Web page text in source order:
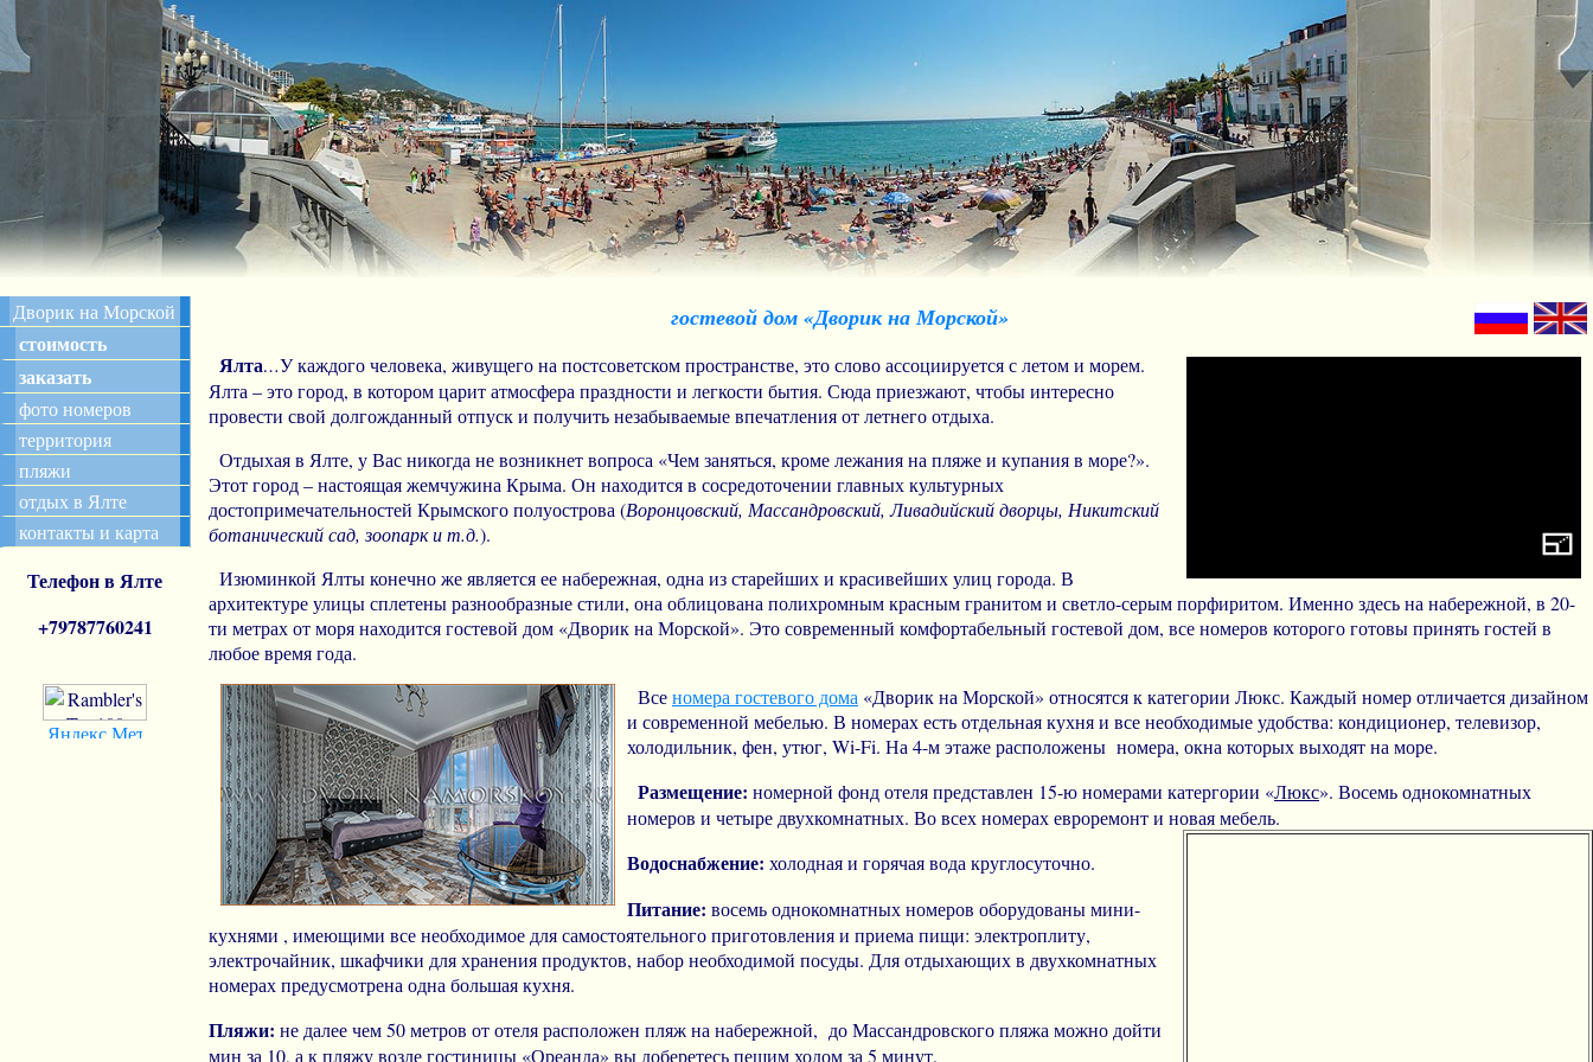
гостевой дом «Дворик на Морской»
Ялта…У каждого человека, живущего на постсоветском пространстве, это слово ассоциируется с летом и морем.
Ялта – это город, в котором царит атмосфера праздности и легкости бытия. Сюда приезжают, чтобы интересно
провести свой долгожданный отпуск и получить незабываемые впечатления от летнего отдыха.
Отдыхая в Ялте, у Вас никогда не возникнет вопроса «Чем заняться, кроме лежания на пляже и купания в море?».
Этот город – настоящая жемчужина Крыма. Он находится в сосредоточении главных культурных
достопримечательностей Крымского полуострова (Воронцовский, Массандровский, Ливадийский дворцы, Никитский
ботанический сад, зоопарк и т.д.).
Изюминкой Ялты конечно же является ее набережная, одна из старейших и красивейших улиц города. В
архитектуре улицы сплетены разнообразные стили, она облицована полихромным красным гранитом и светло-серым порфиритом. Именно здесь на набережной, в 20-
ти метрах от моря находится гостевой дом «Дворик на Морской». Это современный комфортабельный гостевой дом, все номеров которого готовы принять гостей в
любое время года.
Всеномера гостевого дома «Дворик на Морской» относятся к категории Люкс. Каждый номер отличается дизайном
и современной мебелью. В номерах есть отдельная кухня и все необходимые удобства: кондиционер, телевизор,
холодильник, фен, утюг, Wi-Fi. На 4-м этаже расположены номера, окна которых выходят на море.
Размещение: номерной фонд отеля представлен 15-ю номерами катергории «Люкс». Восемь однокомнатных
номеров и четыре двухкомнатных. Во всех номерах евроремонт и новая мебель.
Водоснабжение: холодная и горячая вода круглосуточно.
Питание: восемь однокомнатных номеров оборудованы мини-
кухнями , имеющими все необходимое для самостоятельного приготовления и приема пищи: электроплиту,
электрочайник, шкафчики для хранения продуктов, набор необходимой посуды. Для отдыхающих в двухкомнатных
номерах предусмотрена одна большая кухня.
Пляжи: не далее чем 50 метров от отеля расположен пляж на набережной, до Массандровского пляжа можно дойти
мин за 10, а к пляжу возле гостиницы «Ореанда» вы доберетесь пешим ходом за 5 минут.
Дворик на Морской
стоимость
заказать
фото номеров
территория
пляжи
отдых в Ялте
контакты и карта
Телефон в Ялте
+79787760241